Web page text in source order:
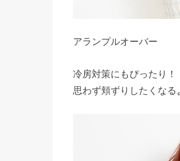
アランプルオーバー
冷房対策にもぴったり！
思わず頬ずりしたくなる